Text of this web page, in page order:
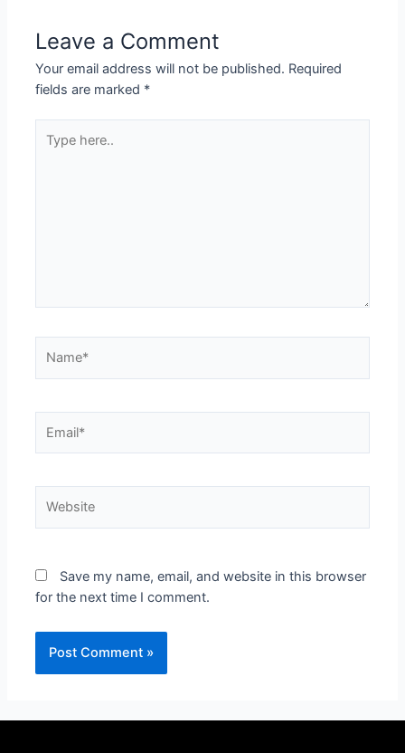
Leave a Comment
Your email address will not be published. Required
fields are marked *
Save my name, email, and website in this browser
for the next time I comment.